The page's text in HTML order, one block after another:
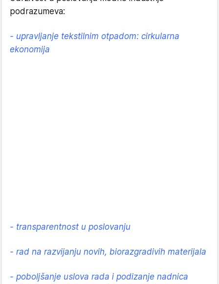
podrazumeva:
- upravljanje tekstilnim otpadom: cirkularna
ekonomija
- transparentnost u poslovanju
- rad na razvijanju novih, biorazgradivih materijala
- poboljšanje uslova rada i podizanje nadnica